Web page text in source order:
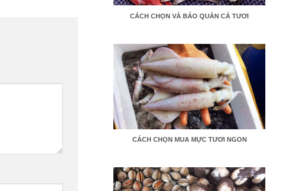
CÁCH CHỌN VÀ BẢO QUẢN CÁ TƯƠI
CÁCH CHỌN MUA MỰC TƯƠI NGON